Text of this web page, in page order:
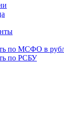
по МСФО в
по РСБУ